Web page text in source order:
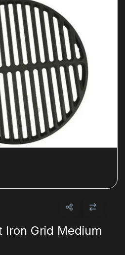
Iron Grid Medium